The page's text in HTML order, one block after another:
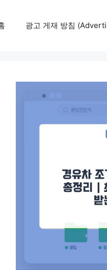
광고 게재 방침